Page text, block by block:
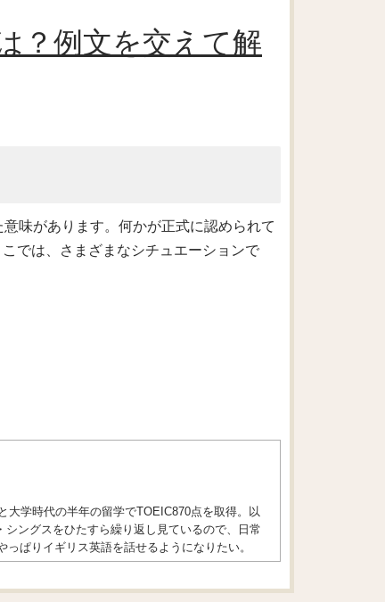
？例文を交えて解
味があります。何かが正式に認められて
では、さまざまなシチュエーションで
学時代の半年の留学でTOEIC870点を取得。以
ングスをひたすら繰り返し見ているので、日常
ぱりイギリス英語を話せるようになりたい。